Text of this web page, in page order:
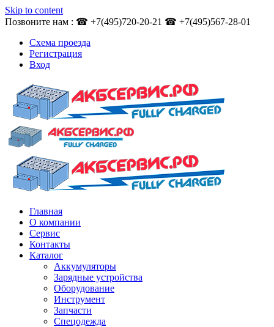
Skip to content
Позвоните нам : ☎ +7(495)720-20-21 ☎ +7(495)567-28-01
Схема проезда
Регистрация
Вход
Главная
О компании
Сервис
Контакты
Каталог
Аккумуляторы
Зарядные устройства
Оборудование
Инструмент
Запчасти
Спецодежда